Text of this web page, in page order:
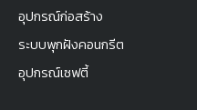
อุปกรณ์ก่อสร้าง
ระบบพุกฝังคอนกรีต
อุปกรณ์เซฟตี้